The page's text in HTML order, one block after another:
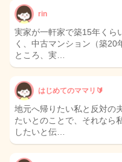
rin
実家が一軒家で築15年くら
く、中古マンション（築20
ところ、実…
はじめてのママリ🔰
地元へ帰りたい私と反対の
たいとのことで、それなら
したいと伝…